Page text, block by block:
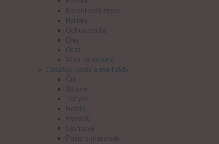
Koreninová zmes
Bylinky
Ochucovadlá
Olej
Ocot
Víno na varenie
Omáčky, pasty a marinády
Čili
Sójové
Teriyaki
Hoisin
Rybacie
Ustricové
Pasty a marinády